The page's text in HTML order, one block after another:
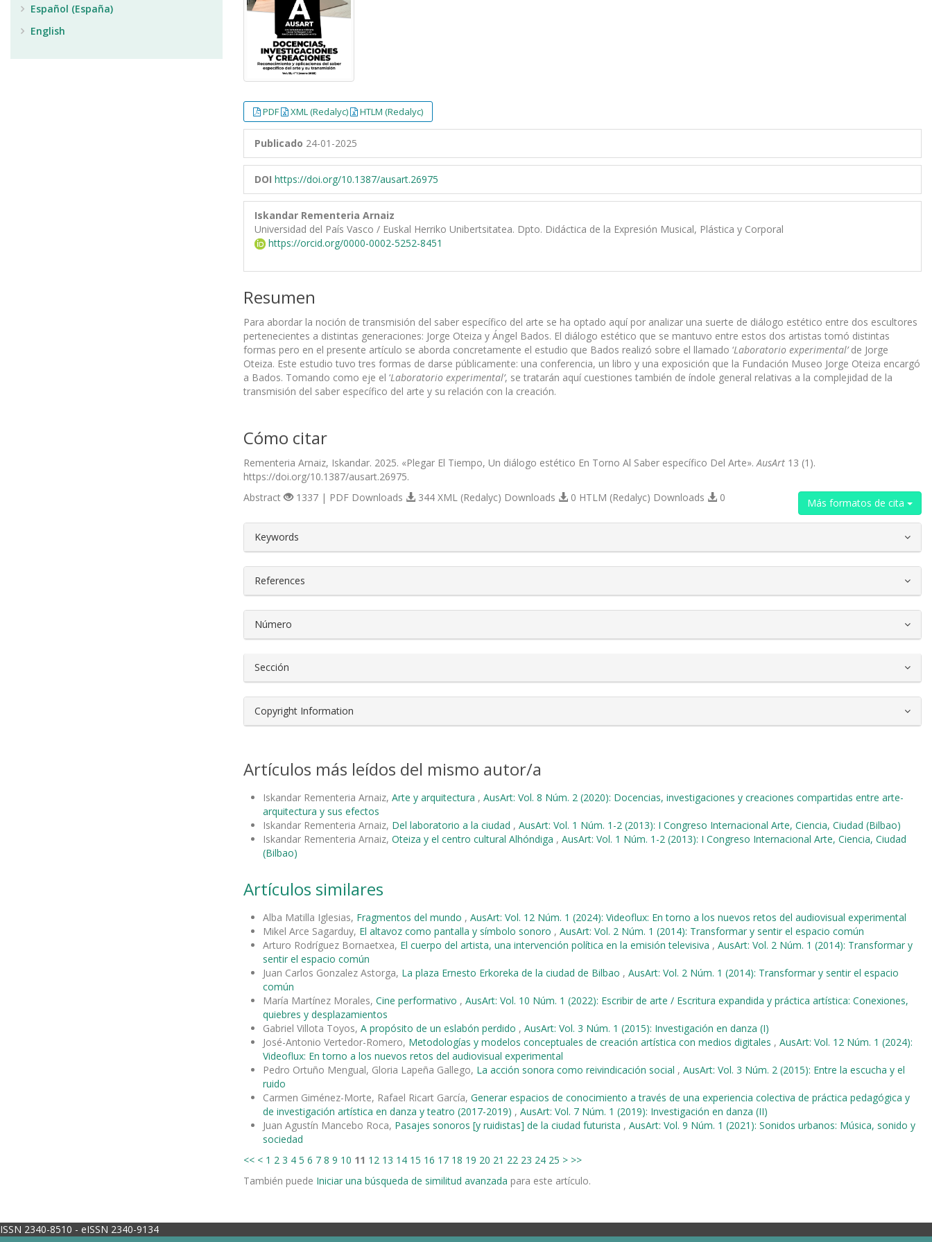
PDF XML (Redalyc) HTLM (Redalyc)
Publicado 24-01-2025
DOI https://doi.org/10.1387/ausart.26975
Iskandar Rementeria Arnaiz
Universidad del País Vasco / Euskal Herriko Unibertsitatea. Dpto. Didáctica de la Expresión Musical, Plástica y Corporal
https://orcid.org/0000-0002-5252-8451
Resumen
Para abordar la noción de transmisión del saber específico del arte se ha optado aquí por analizar una suerte de diálogo estético entre dos escultores
pertenecientes a distintas generaciones: Jorge Oteiza y Ángel Bados. El diálogo estético que se mantuvo entre estos dos artistas tomó distintas
formas pero en el presente artículo se aborda concretamente el estudio que Bados realizó sobre el llamado ‘Laboratorio experimental’de Jorge
Oteiza. Este estudio tuvo tres formas de darse públicamente: una conferencia, un libro y una exposición que la Fundación Museo Jorge Oteiza encargó
a Bados. Tomando como eje el ‘Laboratorio experimental’, se tratarán aquí cuestiones también de índole general relativas a la complejidad de la
transmisión del saber específico del arte y su relación con la creación.
Cómo citar
Rementeria Arnaiz, Iskandar. 2025. «Plegar El Tiempo, Un diálogo estético En Torno Al Saber específico Del Arte».AusArt 13 (1).
https://doi.org/10.1387/ausart.26975.
Más formatos de cita
Abstract 1337 | PDF Downloads 344 XML (Redalyc) Downloads 0 HTLM (Redalyc) Downloads 0
##plugins.themes.bootstrap3.article.details##
Keywords
References
Número
Sección
Copyright Information
Artículos más leídos del mismo autor/a
Iskandar Rementeria Arnaiz, Arte y arquitectura , AusArt: Vol. 8 Núm. 2 (2020): Docencias, investigaciones y creaciones compartidas entre arte-
arquitectura y sus efectos
Iskandar Rementeria Arnaiz, Del laboratorio a la ciudad , AusArt: Vol. 1 Núm. 1-2 (2013): I Congreso Internacional Arte, Ciencia, Ciudad (Bilbao)
Iskandar Rementeria Arnaiz, Oteiza y el centro cultural Alhóndiga , AusArt: Vol. 1 Núm. 1-2 (2013): I Congreso Internacional Arte, Ciencia, Ciudad
(Bilbao)
Artículos similares
Alba Matilla Iglesias, Fragmentos del mundo , AusArt: Vol. 12 Núm. 1 (2024): Videoflux: En torno a los nuevos retos del audiovisual experimental
Mikel Arce Sagarduy, El altavoz como pantalla y símbolo sonoro , AusArt: Vol. 2 Núm. 1 (2014): Transformar y sentir el espacio común
Arturo Rodríguez Bornaetxea, El cuerpo del artista, una intervención política en la emisión televisiva , AusArt: Vol. 2 Núm. 1 (2014): Transformar y
sentir el espacio común
Juan Carlos Gonzalez Astorga, La plaza Ernesto Erkoreka de la ciudad de Bilbao , AusArt: Vol. 2 Núm. 1 (2014): Transformar y sentir el espacio
común
María Martínez Morales, Cine performativo , AusArt: Vol. 10 Núm. 1 (2022): Escribir de arte / Escritura expandida y práctica artística: Conexiones,
quiebres y desplazamientos
Gabriel Villota Toyos, A propósito de un eslabón perdido , AusArt: Vol. 3 Núm. 1 (2015): Investigación en danza (I)
José-Antonio Vertedor-Romero, Metodologías y modelos conceptuales de creación artística con medios digitales , AusArt: Vol. 12 Núm. 1 (2024):
Videoflux: En torno a los nuevos retos del audiovisual experimental
Pedro Ortuño Mengual, Gloria Lapeña Gallego, La acción sonora como reivindicación social , AusArt: Vol. 3 Núm. 2 (2015): Entre la escucha y el
ruido
Carmen Giménez-Morte, Rafael Ricart García, Generar espacios de conocimiento a través de una experiencia colectiva de práctica pedagógica y
de investigación artística en danza y teatro (2017-2019) , AusArt: Vol. 7 Núm. 1 (2019): Investigación en danza (II)
Juan Agustín Mancebo Roca, Pasajes sonoros [y ruidistas] de la ciudad futurista , AusArt: Vol. 9 Núm. 1 (2021): Sonidos urbanos: Música, sonido y
sociedad
<< < 1 2 3 4 5 6 7 8 9 10 11 12 13 14 15 16 17 18 19 20 21 22 23 24 25 > >>
También puede Iniciar una búsqueda de similitud avanzada para este artículo.
Español (España)
English
ISSN 2340-8510 - eISSN 2340-9134